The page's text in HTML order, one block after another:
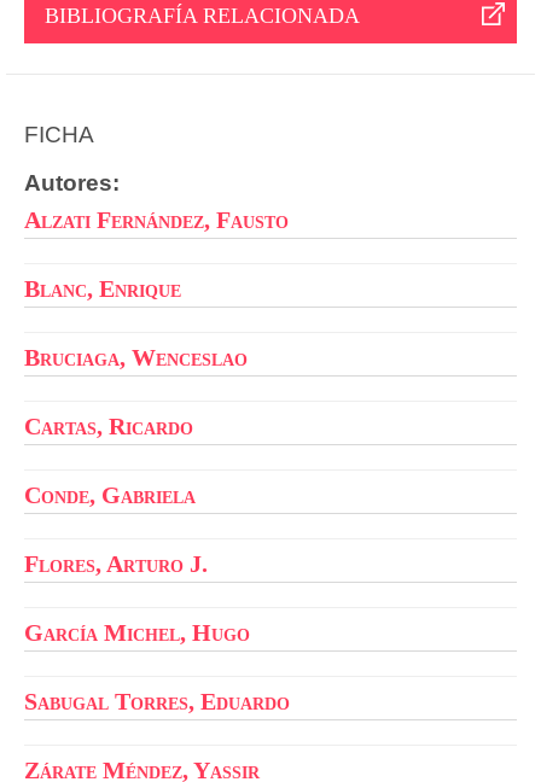
BIBLIOGRAFÍA RELACIONADA
FICHA
Autores:
Alzati Fernández, Fausto
Blanc, Enrique
Bruciaga, Wenceslao
Cartas, Ricardo
Conde, Gabriela
Flores, Arturo J.
García Michel, Hugo
Sabugal Torres, Eduardo
Zárate Méndez, Yassir